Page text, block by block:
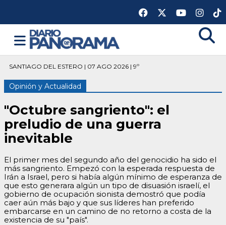
SANTIAGO DEL ESTERO | 07 AGO 2026 | 9º
Opinión y Actualidad
"Octubre sangriento": el
preludio de una guerra
inevitable
El primer mes del segundo año del genocidio ha sido el
más sangriento. Empezó con la esperada respuesta de
Irán a Israel, pero si había algún mínimo de esperanza de
que esto generara algún un tipo de disuasión israelí, el
gobierno de ocupación sionista demostró que podía
caer aún más bajo y que sus líderes han preferido
embarcarse en un camino de no retorno a costa de la
existencia de su "país".